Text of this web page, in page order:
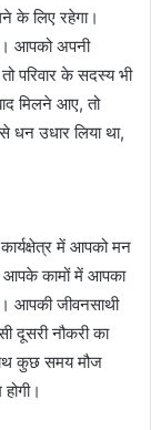
के लिए रहेगा।
आपको अपनी
परिवार के सदस्य भी
मिलने आए, तो
उधार लिया था,
में आपको मन
आपके कामों में आपका
आपकी जीवनसाथी
दूसरी नौकरी का
कुछ समय मौज